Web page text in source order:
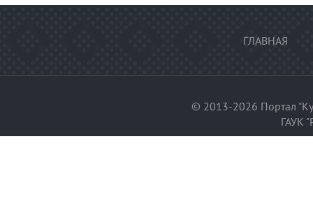
ГЛАВНАЯ
© 2013-2026 Портал
ГАУК